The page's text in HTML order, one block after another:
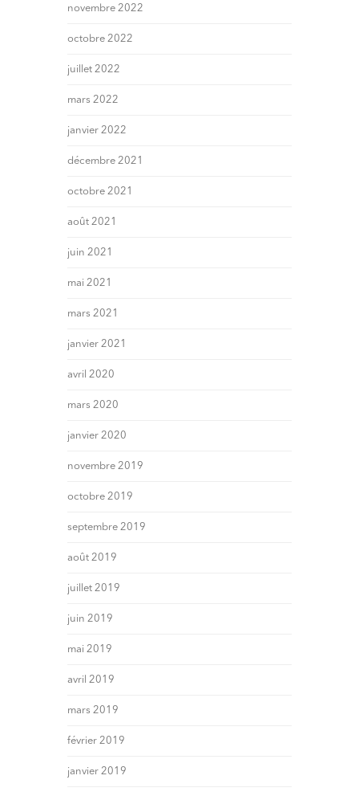
novembre 2022
octobre 2022
juillet 2022
mars 2022
janvier 2022
décembre 2021
octobre 2021
août 2021
juin 2021
mai 2021
mars 2021
janvier 2021
avril 2020
mars 2020
janvier 2020
novembre 2019
octobre 2019
septembre 2019
août 2019
juillet 2019
juin 2019
mai 2019
avril 2019
mars 2019
février 2019
janvier 2019